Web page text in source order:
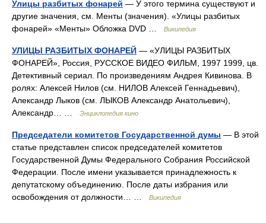
Улицы разбитых фонарей — У этого термина существуют и
другие значения, см. Менты (значения). «Улицы разбитых
фонарей» «Менты» Обложка DVD …
Википедия
УЛИЦЫ РАЗБИТЫХ ФОНАРЕЙ — «УЛИЦЫ РАЗБИТЫХ
ФОНАРЕЙ», Россия, РУССКОЕ ВИДЕО ФИЛЬМ, 1997 1999, цв.
Детективный сериал. По произведениям Андрея Кивинова. В
ролях: Алексей Нилов (см. НИЛОВ Алексей Геннадьевич),
Александр Лыков (см. ЛЫКОВ Александр Анатольевич),
Александр… …
Энциклопедия кино
Председатели комитетов Государственной думы — В этой
статье представлен список председателей комитетов
Государственной Думы Федерального Собрания Российской
Федерации. После имени указывается принадлежность к
депутатскому объединению. После даты избрания или
освобождения от должности… …
Википедия